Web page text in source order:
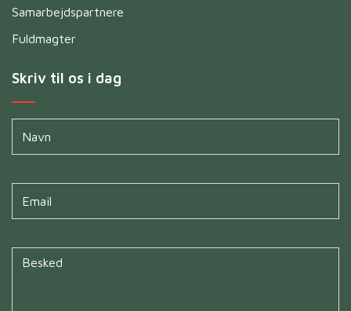
Samarbejdspartnere
Fuldmagter
Skriv til os i dag
Navn*
Untitled*
Untitled*